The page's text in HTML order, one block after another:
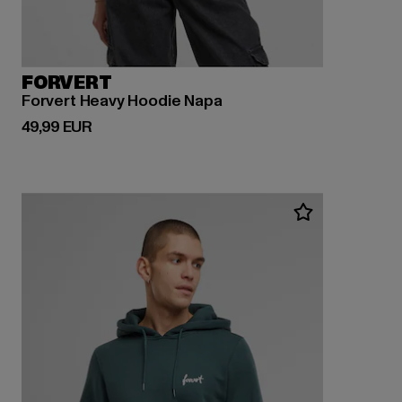
FORVERT
Forvert Heavy Hoodie Napa
49,99 EUR
Derzeitiger Preis: 49,99 EUR